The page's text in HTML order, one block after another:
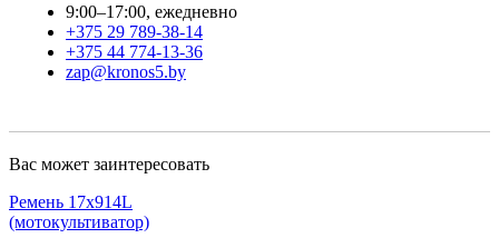
9:00–17:00, ежедневно
+375 29 789-38-14
+375 44 774-13-36
zap@kronos5.by
Вас может заинтересовать
Ремень 17х914L
(мотокультиватор)